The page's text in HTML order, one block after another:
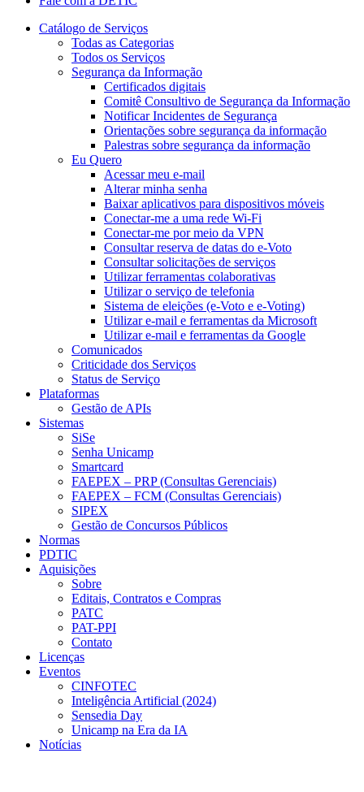
Catálogo de Serviços
Todas as Categorias
Todos os Serviços
Segurança da Informação
Certificados digitais
Comitê Consultivo de Segurança da Informação
Notificar Incidentes de Segurança
Orientações sobre segurança da informação
Palestras sobre segurança da informação
Eu Quero
Acessar meu e-mail
Alterar minha senha
Baixar aplicativos para dispositivos móveis
Conectar-me a uma rede Wi-Fi
Conectar-me por meio da VPN
Consultar reserva de datas do e-Voto
Consultar solicitações de serviços
Utilizar ferramentas colaborativas
Utilizar o serviço de telefonia
Sistema de eleições (e-Voto e e-Voting)
Utilizar e-mail e ferramentas da Microsoft
Utilizar e-mail e ferramentas da Google
Comunicados
Criticidade dos Serviços
Status de Serviço
Plataformas
Gestão de APIs
Sistemas
SiSe
Senha Unicamp
Smartcard
FAEPEX – PRP (Consultas Gerenciais)
FAEPEX – FCM (Consultas Gerenciais)
SIPEX
Gestão de Concursos Públicos
Normas
PDTIC
Aquisições
Sobre
Editais, Contratos e Compras
PATC
PAT-PPI
Contato
Licenças
Eventos
CINFOTEC
Inteligência Artificial (2024)
Sensedia Day
Unicamp na Era da IA
Notícias